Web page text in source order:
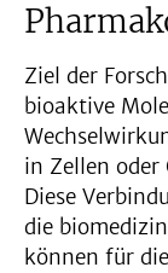
Ziel der
bioaktive
in Zellen oder
Diese
die
können für